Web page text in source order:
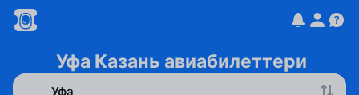
Уфа Казань авиабилеттери